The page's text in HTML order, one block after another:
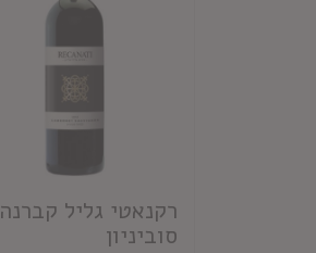
רקנאטי גליל קברנה
סוביניון